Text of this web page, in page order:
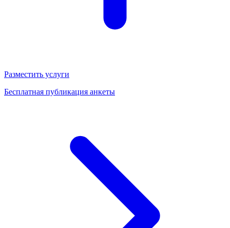
Разместить услуги
Бесплатная публикация анкеты